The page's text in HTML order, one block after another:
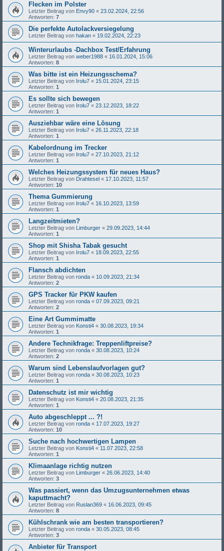
Flecken im Polster
Letzter Beitrag von Envy90 « 23.02.2024, 22:56
Antworten: 7
Die perfekte Autolackversiegelung
Letzter Beitrag von hakan « 19.02.2024, 22:23
Winterurlaubs -Dachbox Test/Erfahrung
Letzter Beitrag von weber1988 « 16.01.2024, 15:06
Antworten: 8
Was bitte ist ein Heizungsschema?
Letzter Beitrag von Irolu7 « 15.01.2024, 23:15
Antworten: 1
Es sollte sich bewegen
Letzter Beitrag von Irolu7 « 23.12.2023, 18:22
Antworten: 1
Ausziehbar wäre eine Lösung
Letzter Beitrag von Irolu7 « 26.11.2023, 22:18
Antworten: 1
Kabelordnung im Trecker
Letzter Beitrag von Irolu7 « 27.10.2023, 21:12
Antworten: 1
Welches Heizungssystem für neues Haus?
Letzter Beitrag von Drahtesel « 17.10.2023, 11:57
Antworten: 10
Thema Gummierung
Letzter Beitrag von Irolu7 « 16.10.2023, 13:59
Antworten: 1
Langzeitmieten?
Letzter Beitrag von Limburger « 29.09.2023, 14:44
Antworten: 1
Shop mit Shisha Tabak gesucht
Letzter Beitrag von Irolu7 « 18.09.2023, 22:55
Antworten: 1
Flansch abdichten
Letzter Beitrag von ronda « 10.09.2023, 21:34
Antworten: 2
GPS Tracker für PKW kaufen
Letzter Beitrag von ronda « 07.09.2023, 09:21
Antworten: 2
Eine Art Gummimatte
Letzter Beitrag von Konsti4 « 30.08.2023, 19:34
Antworten: 1
Andere Technikfrage: Treppenliftpreise?
Letzter Beitrag von ronda « 30.08.2023, 10:24
Antworten: 2
Warum sind Lebenslaufvorlagen gut?
Letzter Beitrag von ronda « 30.08.2023, 10:23
Antworten: 1
Datenschutz ist mir wichtig
Letzter Beitrag von Konsti4 « 20.08.2023, 21:35
Antworten: 1
Auto abgeschleppt ... ?!
Letzter Beitrag von ronda « 17.07.2023, 19:27
Antworten: 10
Suche nach hochwertigen Lampen
Letzter Beitrag von Konsti4 « 11.07.2023, 22:58
Antworten: 1
Klimaanlage richtig nutzen
Letzter Beitrag von Limburger « 26.06.2023, 14:40
Antworten: 3
Was passiert, wenn das Umzugsunternehmen etwas
kaputtmacht?
Letzter Beitrag von Ruslan369 « 16.06.2023, 09:45
Antworten: 8
Kühlschrank wie am besten transportieren?
Letzter Beitrag von ronda « 30.05.2023, 08:45
Antworten: 3
Anbieter für Transport